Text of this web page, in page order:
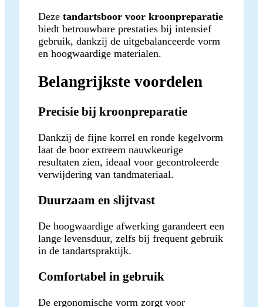
Deze tandartsboor voor kroonpreparatie
biedt betrouwbare prestaties bij intensief
gebruik, dankzij de uitgebalanceerde vorm
en hoogwaardige materialen.
Belangrijkste voordelen
Precisie bij kroonpreparatie
Dankzij de fijne korrel en ronde kegelvorm
laat de boor extreem nauwkeurige
resultaten zien, ideaal voor gecontroleerde
verwijdering van tandmateriaal.
Duurzaam en slijtvast
De hoogwaardige afwerking garandeert een
lange levensduur, zelfs bij frequent gebruik
in de tandartspraktijk.
Comfortabel in gebruik
De ergonomische vorm zorgt voor